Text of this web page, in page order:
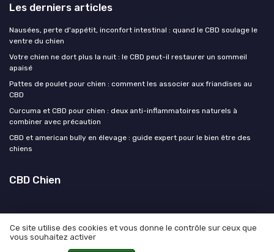
Les derniers articles
Nausées, perte d'appétit, inconfort intestinal : quand le CBD soulage le
ventre du chien
Votre chien ne dort plus la nuit : le CBD peut-il restaurer un sommeil
apaisé
Pattes de poulet pour chien : comment les associer aux friandises au
CBD
Curcuma et CBD pour chien : deux anti-inflammatoires naturels à
combiner avec précaution
CBD et american bully en élevage : guide expert pour le bien être des
chiens
CBD Chien
Mentions légales
Ce site utilise des cookies et vous donne le contrôle sur ceux que
vous souhaitez activer